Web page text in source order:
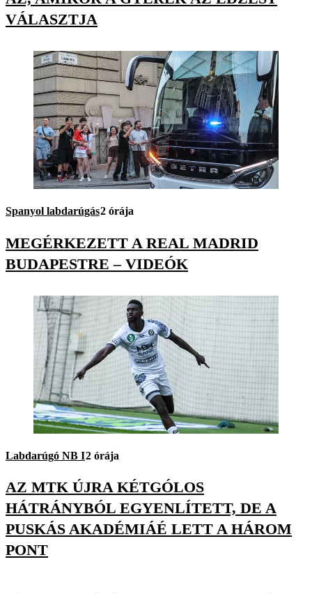
VÁLASZTJA
Spanyol labdarúgás2 órája
MEGÉRKEZETT A REAL MADRID
BUDAPESTRE – VIDEÓK
Labdarúgó NB I2 órája
AZ MTK ÚJRA KÉTGÓLOS
HÁTRÁNYBÓL EGYENLÍTETT, DE A
PUSKÁS AKADÉMIÁÉ LETT A HÁROM
PONT